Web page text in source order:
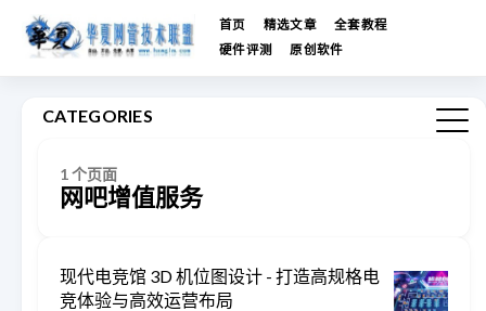
首页 精选文章
全套教程
硬件评测
原创软件
CATEGORIES
1 个页面
网吧增值服务
现代电竞馆 3D 机位图设计 - 打造高规格电
竞体验与高效运营布局